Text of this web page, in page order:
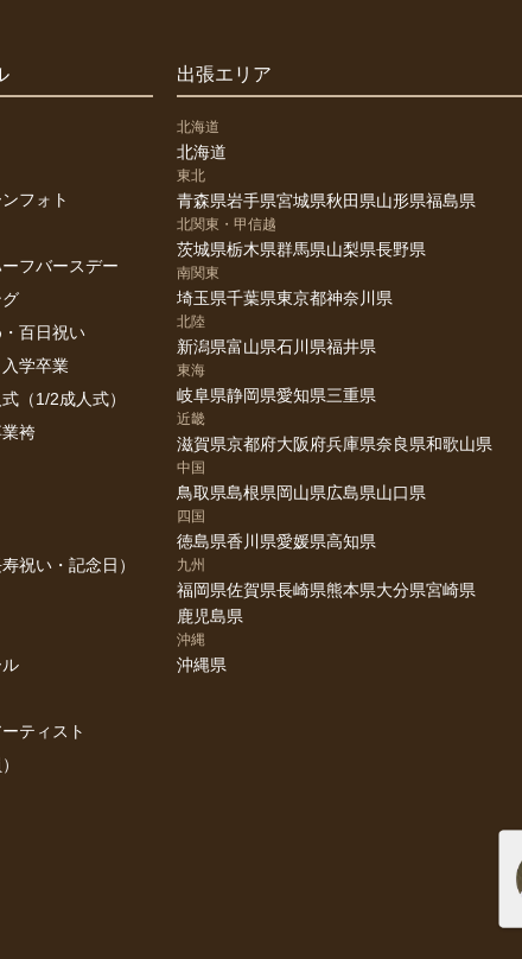
フォト
フバースデー
百日祝い
学卒業
（1/2成人式）
袴
祝い・記念日）
ティスト
出張エリア
北海道
北海道
東北
青森県岩手県宮城県秋田県山形県福島県
北関東・甲信越
茨城県栃木県群馬県山梨県長野県
南関東
埼玉県千葉県東京都神奈川県
北陸
新潟県富山県石川県福井県
東海
岐阜県静岡県愛知県三重県
近畿
滋賀県京都府大阪府兵庫県奈良県和歌山県
中国
鳥取県島根県岡山県広島県山口県
四国
徳島県香川県愛媛県高知県
九州
福岡県佐賀県長崎県熊本県大分県宮崎県
鹿児島県
沖縄
沖縄県